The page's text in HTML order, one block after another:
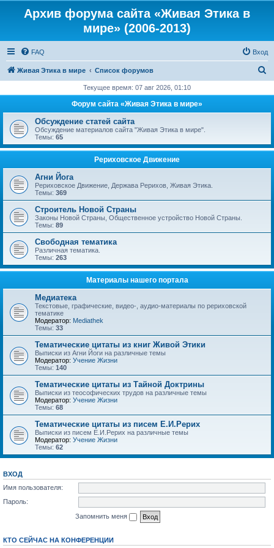
Архив форума сайта «Живая Этика в
мире» (2006-2013)
FAQ Вход
Живая Этика в мире Список форумов
с
Текущее время: 07 авг 2026, 01:10
Форум сайта «Живая Этика в мире»
Обсуждение статей сайта
Обсуждение материалов сайта "Живая Этика в мире".
Темы: 65
Рериховское Движение
Агни Йога
Рериховское Движение, Держава Рерихов, Живая Этика.
Темы: 369
Строитель Новой Страны
Законы Новой Страны, Общественное устройство Новой Страны.
Темы: 89
Свободная тематика
Различная тематика.
Темы: 263
Материалы нашего портала
Медиатека
Текстовые, графические, видео-, аудио-материалы по рериховской
тематике
Модератор: Mediathek
Темы: 33
Тематические цитаты из книг Живой Этики
Выписки из Агни Йоги на различные темы
Модератор: Учение Жизни
Темы: 140
Тематические цитаты из Тайной Доктрины
Выписки из теософических трудов на различные темы
Модератор: Учение Жизни
Темы: 68
Тематические цитаты из писем Е.И.Рерих
Выписки из писем Е.И.Рерих на различные темы
Модератор: Учение Жизни
Темы: 62
ВХОД
Имя пользователя:
Пароль:
Запомнить меня
КТО СЕЙЧАС НА КОНФЕРЕНЦИИ